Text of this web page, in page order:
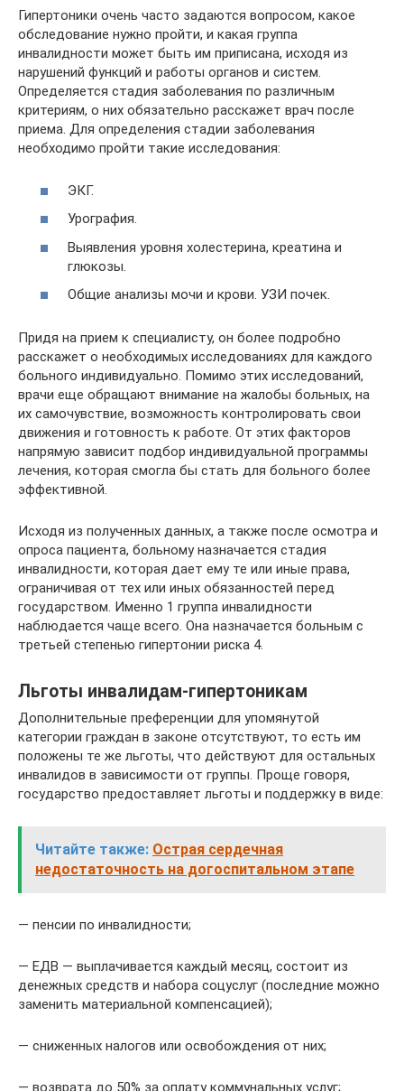
Гипертоники очень часто задаются вопросом, какое
обследование нужно пройти, и какая группа
инвалидности может быть им приписана, исходя из
нарушений функций и работы органов и систем.
Определяется стадия заболевания по различным
критериям, о них обязательно расскажет врач после
приема. Для определения стадии заболевания
необходимо пройти такие исследования:
ЭКГ.
Урография.
Выявления уровня холестерина, креатина и
глюкозы.
Общие анализы мочи и крови. УЗИ почек.
Придя на прием к специалисту, он более подробно
расскажет о необходимых исследованиях для каждого
больного индивидуально. Помимо этих исследований,
врачи еще обращают внимание на жалобы больных, на
их самочувствие, возможность контролировать свои
движения и готовность к работе. От этих факторов
напрямую зависит подбор индивидуальной программы
лечения, которая смогла бы стать для больного более
эффективной.
Исходя из полученных данных, а также после осмотра и
опроса пациента, больному назначается стадия
инвалидности, которая дает ему те или иные права,
ограничивая от тех или иных обязанностей перед
государством. Именно 1 группа инвалидности
наблюдается чаще всего. Она назначается больным с
третьей степенью гипертонии риска 4.
Льготы инвалидам-гипертоникам
Дополнительные преференции для упомянутой
категории граждан в законе отсутствуют, то есть им
положены те же льготы, что действуют для остальных
инвалидов в зависимости от группы. Проще говоря,
государство предоставляет льготы и поддержку в виде:
Читайте также: Острая сердечная
недостаточность на догоспитальном этапе
— пенсии по инвалидности;
— ЕДВ — выплачивается каждый месяц, состоит из
денежных средств и набора соцуслуг (последние можно
заменить материальной компенсацией);
— сниженных налогов или освобождения от них;
— возврата до 50% за оплату коммунальных услуг;